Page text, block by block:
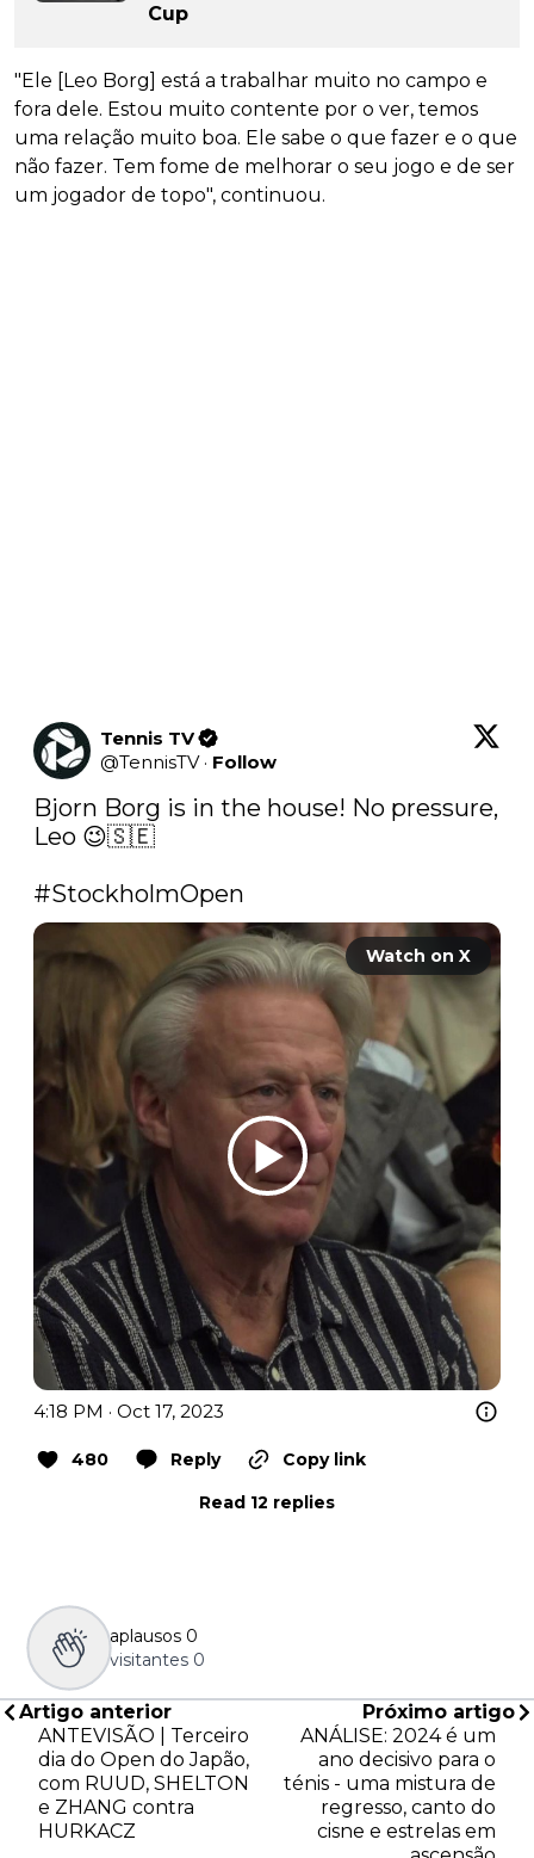
Cup
"Ele [Leo Borg] está a trabalhar muito no campo e
fora dele. Estou muito contente por o ver, temos
uma relação muito boa. Ele sabe o que fazer e o que
não fazer. Tem fome de melhorar o seu jogo e de ser
um jogador de topo", continuou.
Tennis TV
@TennisTV · Follow
Bjorn Borg is in the house! No pressure,
Leo 😉🇸🇪
#StockholmOpen
Watch on X
4:18 PM · Oct 17, 2023
480 Reply
Copy link
Read 12 replies
aplausos 0
visitantes 0
Artigo anterior
ANTEVISÃO | Terceiro
dia do Open do Japão,
com RUUD, SHELTON
e ZHANG contra
HURKACZ
Próximo artigo
ANÁLISE: 2024 é um
ano decisivo para o
ténis - uma mistura de
regresso, canto do
cisne e estrelas em